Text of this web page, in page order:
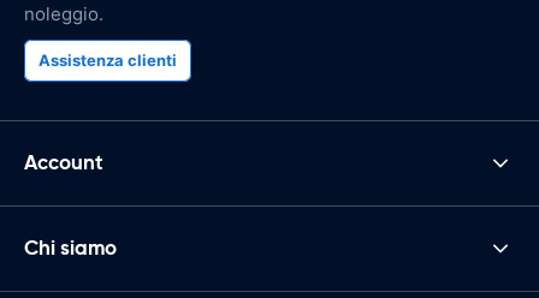
noleggio.
Assistenza clienti
Account
Chi siamo